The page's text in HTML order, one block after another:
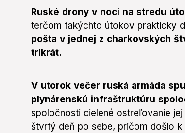
Ruské drony v noci na stredu
terčom takýchto útokov prakticky
pošta v jednej z charkovských
trikrát.
V utorok večer ruská armáda
plynárenskú infraštruktúru
spoločnosti cielené ostreľovanie
štvrtý deň po sebe, pričom došlo k